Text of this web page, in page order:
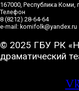
167000, Республика
Телефон
8 (8212) 28-64-64
e-mail: komifolk@yandex.ru
© 2025 ГБУ РК
драматический